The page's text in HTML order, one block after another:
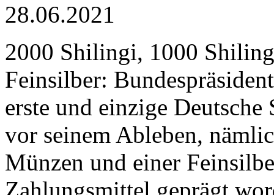
28.06.2021
2000 Shilingi, 1000
Feinsilber:
erste und einzige Deutsche
vor seinem Ableben,
Münzen und einer
Zahlungsmittel geprägt